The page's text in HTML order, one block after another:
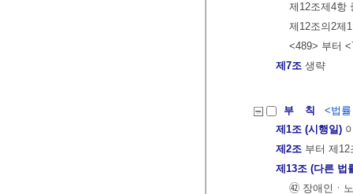
제12조제4항
제12조의2제
<489> 부터
제7조 생략
부 칙
<법
제1조 (시행일)
제2조 부터 제
제13조 (다른 법
㊷ 장애인ㆍ